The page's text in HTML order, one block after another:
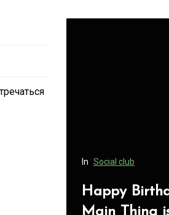
In Social club
Happy
Main Thing